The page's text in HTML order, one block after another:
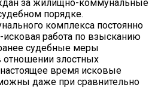
за жилищно-коммунальные
порядке.
комплекса постоянно
исковая работа по взысканию
судебные меры
отношении злостных
время исковые
даже при сравнительно